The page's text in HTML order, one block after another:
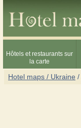
Hôtels et restaurants sur
la carte
Hotel maps / Ukraine /